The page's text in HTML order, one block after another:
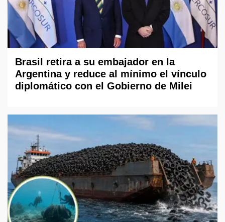
Brasil retira a su embajador en la
Argentina y reduce al mínimo el vínculo
diplomático con el Gobierno de Milei